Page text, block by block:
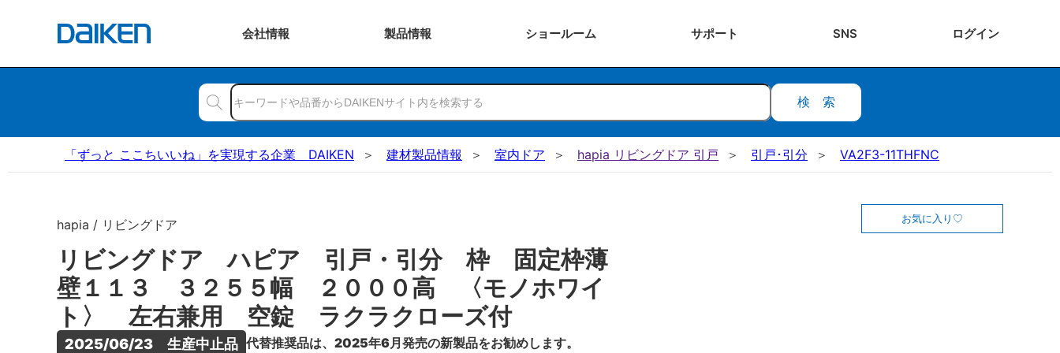
会社情報 製品情報 ショールーム サポート SNS ログイン
検索
「ずっと ここちいいね」を実現する企業 DAIKEN 建材製品情報 室内ドア hapia リビングドア 引戸 引戸･引分 VA2F3-11THFNC
hapia / リビングドア
リビングドア ハピア 引戸・引分 枠 固定枠薄
壁１１３ ３２５５幅 ２０００高 〈モノホワイ
ト〉 左右兼用 空錠 ラクラクローズ付
2025/06/23　生産中止品 代替推奨品は、2025年6月発売の新製品をお勧めします。
お気に入り